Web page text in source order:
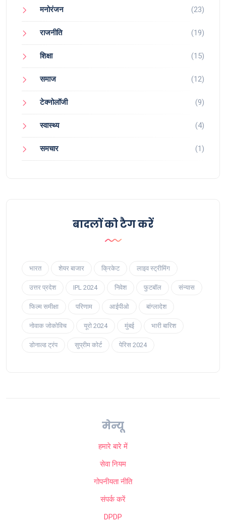
मनोरंजन (23)
राजनीति (19)
शिक्षा (15)
समाज (12)
टेक्नोलॉजी (9)
स्वास्थ्य (4)
समचार (1)
बादलों को टैग करें
भारत शेयर बाजार क्रिकेट लाइव स्ट्रीमिंग
उत्तर प्रदेश IPL 2024 निवेश फुटबॉल संन्यास
फिल्म समीक्षा परिणाम आईपीओ बांग्लादेश
नोवाक जोकोविच यूरो 2024 मुंबई भारी बारिश
डोनाल्ड ट्रंप सुप्रीम कोर्ट पेरिस 2024
मेन्यू
हमारे बारे में
सेवा नियम
गोपनीयता नीति
संपर्क करें
DPDP